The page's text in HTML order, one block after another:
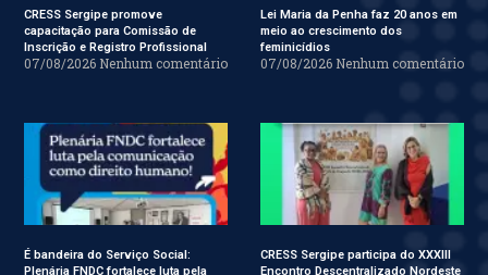
CRESS Sergipe promove
capacitação para Comissão de
Inscrição e Registro Profissional
07/08/2026 Nenhum comentário
Lei Maria da Penha faz 20 anos em
meio ao crescimento dos
feminicídios
07/08/2026 Nenhum comentário
É bandeira do Serviço Social:
Plenária FNDC fortalece luta pela
CRESS Sergipe participa do XXXIII
Encontro Descentralizado Nordeste